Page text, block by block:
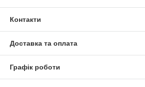
Контакти
Доставка та оплата
Графік роботи